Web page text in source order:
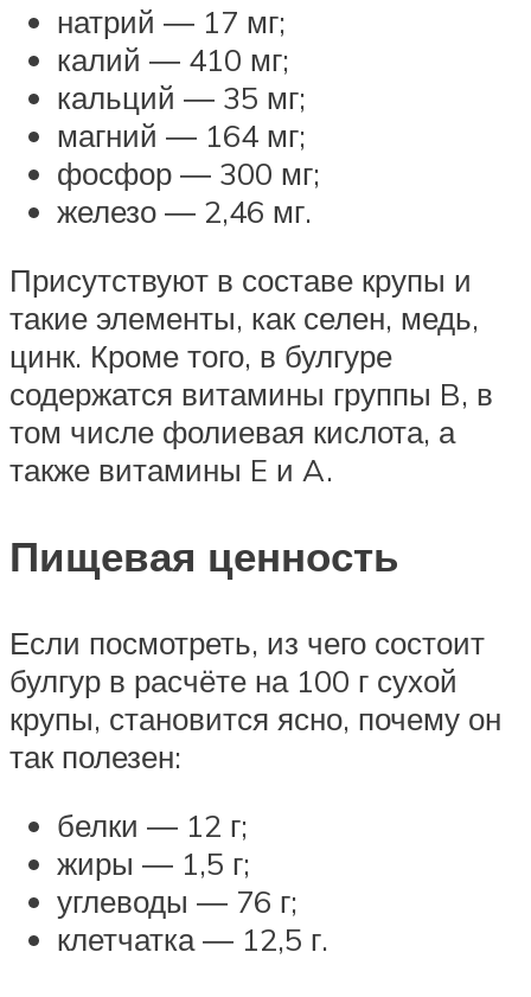
натрий ― 17 мг;
калий ― 410 мг;
кальций ― 35 мг;
магний ― 164 мг;
фосфор ― 300 мг;
железо ― 2,46 мг.
Присутствуют в составе крупы и
такие элементы, как селен, медь,
цинк. Кроме того, в булгуре
содержатся витамины группы B, в
том числе фолиевая кислота, а
также витамины E и A.
Пищевая ценность
Если посмотреть, из чего состоит
булгур в расчёте на 100 г сухой
крупы, становится ясно, почему он
так полезен:
белки ― 12 г;
жиры ― 1,5 г;
углеводы ― 76 г;
клетчатка ― 12,5 г.